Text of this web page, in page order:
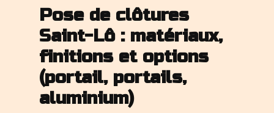
Pose de clôtures
Saint-Lô : matériaux,
finitions et options
(portail, portails,
aluminium)